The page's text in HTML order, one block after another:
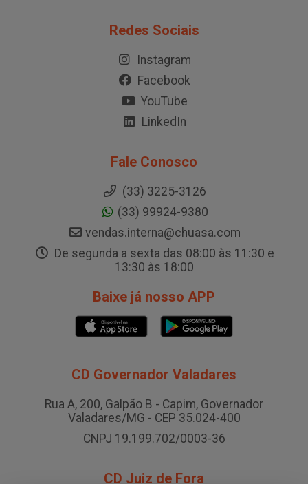
Redes Sociais
Instagram
Facebook
YouTube
LinkedIn
Fale Conosco
(33) 3225-3126
(33) 99924-9380
vendas.interna@chuasa.com
De segunda a sexta das 08:00 às 11:30 e
13:30 às 18:00
Baixe já nosso APP
CD Governador Valadares
Rua A, 200, Galpão B - Capim, Governador
Valadares/MG - CEP 35.024-400
CNPJ 19.199.702/0003-36
CD Juiz de Fora